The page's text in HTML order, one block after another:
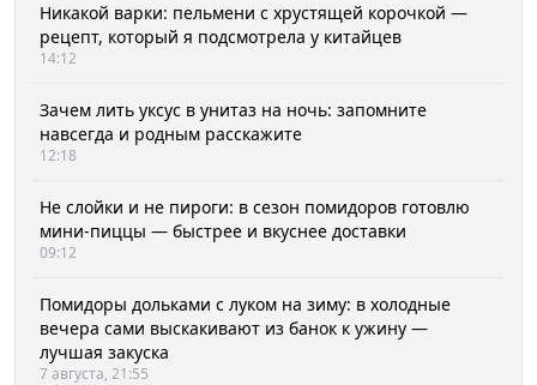
Никакой варки: пельмени с хрустящей корочкой —
рецепт, который я подсмотрела у китайцев
14:12
Зачем лить уксус в унитаз на ночь: запомните
навсегда и родным расскажите
12:18
Не слойки и не пироги: в сезон помидоров готовлю
мини-пиццы — быстрее и вкуснее доставки
09:12
Помидоры дольками с луком на зиму: в холодные
вечера сами выскакивают из банок к ужину —
лучшая закуска
7 августа, 21:55